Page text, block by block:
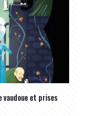
et prises